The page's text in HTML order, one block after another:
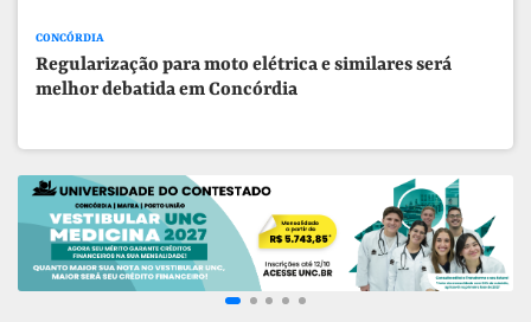
CONCÓRDIA
Regularização para moto elétrica e similares será
melhor debatida em Concórdia